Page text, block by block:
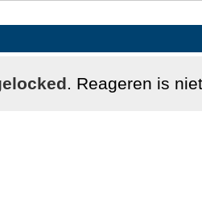
. Reageren is